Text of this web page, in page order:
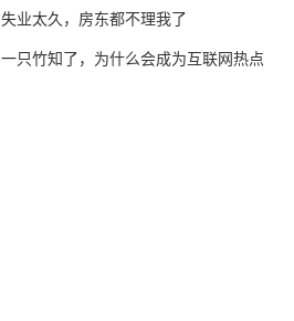
失业太久，房东都不理我了
一只竹知了，为什么会成为互联网热点